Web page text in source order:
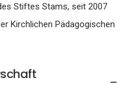
Stiftes Stams, seit 2007
Kirchlichen Pädagogischen